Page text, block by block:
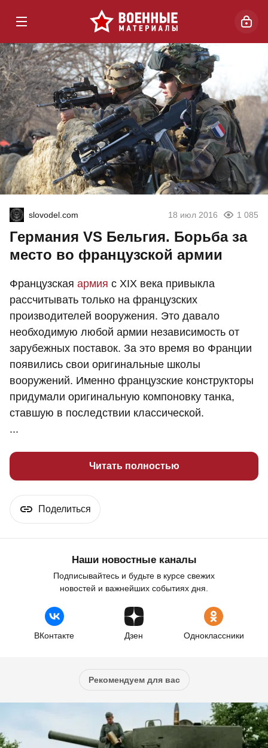
slovodel.com 18 июл 2016 1 085
Германия VS Бельгия. Борьба за
место во французской армии
Французская армия с XIX века привыкла
рассчитывать только на французских
производителей вооружения. Это давало
необходимую любой армии независимость от
зарубежных поставок. За это время во Франции
появились свои оригинальные школы
вооружений. Именно французские конструкторы
придумали оригинальную компоновку танка,
ставшую в последствии классической.
...
Читать полностью
Поделиться
Наши новостные каналы
Подписывайтесь и будьте в курсе свежих
новостей и важнейших событиях дня.
ВКонтакте Дзен Одноклассники
Рекомендуем для вас